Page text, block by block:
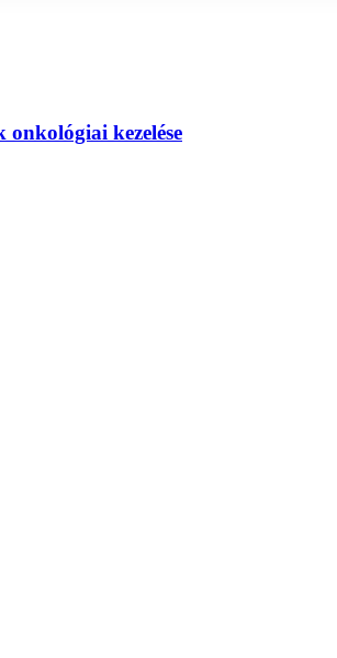
kezelése